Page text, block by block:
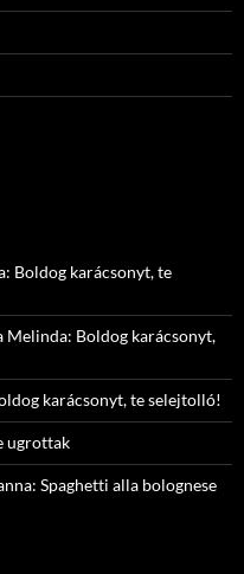
Boldog karácsonyt, te
Melinda: Boldog karácsonyt,
karácsonyt, te selejtolló!
ugrottak
Spaghetti alla bolognese